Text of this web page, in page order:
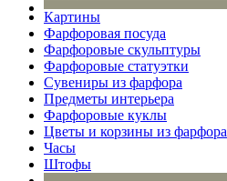
Картины
Фарфоровая посуда
Фарфоровые скульптуры
Фарфоровые статуэтки
Сувениры из фарфора
Предметы интерьера
Фарфоровые куклы
Цветы и корзины из фарфора
Часы
Штофы